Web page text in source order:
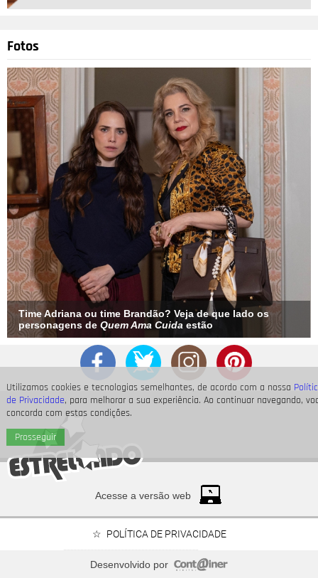
Utilizamos cookies e tecnologias semelhantes, de acordo com a nossa
de Privacidade, para melhorar a sua experiência. Ao continuar navegando,
concorda com estas condições.
Prosseguir
Fotos
Time Adriana ou time Brandão? Veja de que lado os
personagens de Quem Ama Cuida estão
Acesse a versão web
POLÍTICA DE PRIVACIDADE
Desenvolvido por